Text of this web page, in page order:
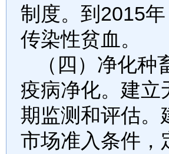
制度。到 2015
传染性贫血。
（四）净化
疫病净化。建立
期监测和评估。
市场准入条件，